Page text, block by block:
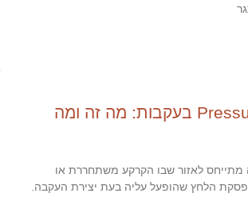
Pressure Release בעקבות: מה זה ומה
מתייחס לאזור שבו הקרקע משתחררת או
הלחץ שהופעל עליה בעת יצירת העקבה.